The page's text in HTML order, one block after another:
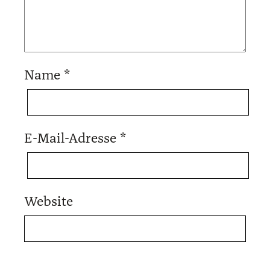
Name *
E-Mail-Adresse *
Website